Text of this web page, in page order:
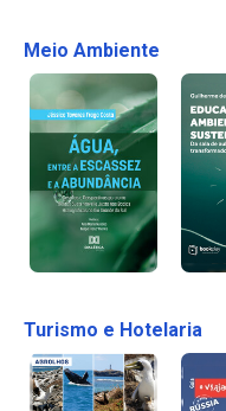
Meio Ambiente
Turismo e Hotelaria